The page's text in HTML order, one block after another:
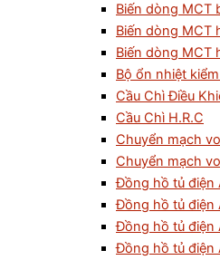
Biến dòng MCT
Biến dòng MCT
Biến dòng MCT
Bộ ổn nhiệt
Cầu Chì Điều
Cầu Chì H.R.C
Chuyển mạch
Chuyển mạch
Đồng hồ tủ điện
Đồng hồ tủ điện
Đồng hồ tủ điện
Đồng hồ tủ điện